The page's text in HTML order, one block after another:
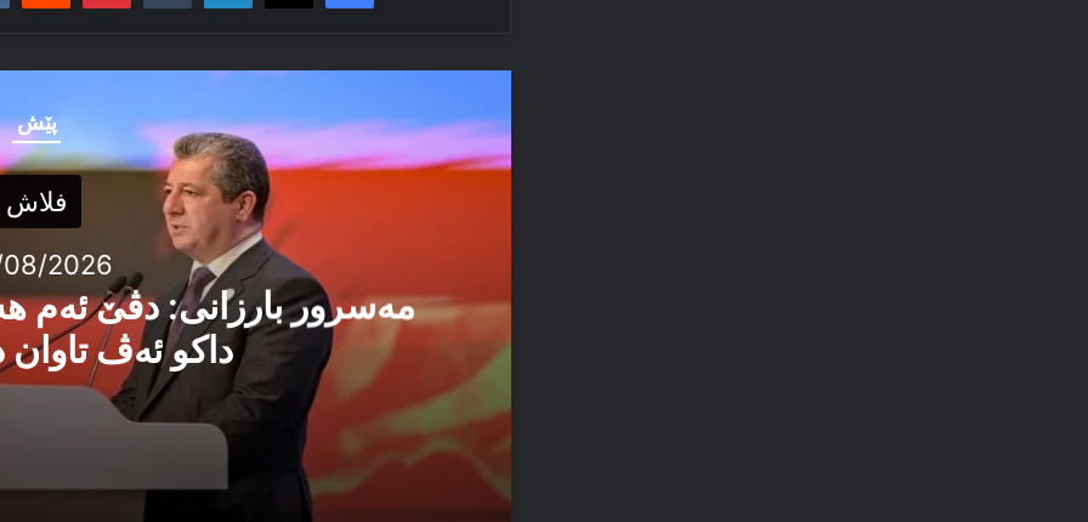
پێش
فلاش
2026
مەسرور بارزانی: دڤێ ئەم
داکو ئەڤ تاوان
04/08/2026
مەسرور بارزانی: دڤێ ئەم هەموو ب هەڤ را کاربکن